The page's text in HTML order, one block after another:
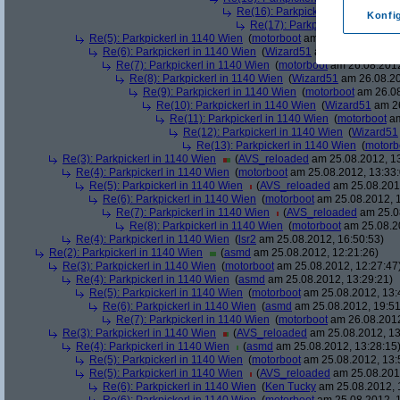
Re(16): Parkpickerl in 1140 Wien
Re(17): Parkpickerl in 1140
Re(5): Parkpickerl in 1140 Wien (motorboot am 26.08.2012,
Re(6): Parkpickerl in 1140 Wien (Wizard51 am 26.08.2012,
Re(7): Parkpickerl in 1140 Wien (motorbootam
Re(8): Parkpickerl in 1140 Wien (Wizard51 am
Re(9): Parkpickerl in 1140 Wien (motorboot am
Re(10): Parkpickerl in 1140 Wien (Wizard51 am
Re(11): Parkpickerl in 1140 Wien (motorboot
Re(12): Parkpickerl in 1140 Wien (Wizard51
Re(13): Parkpickerl in 1140 Wien (
Re(3): Parkpickerl in 1140 Wien
(AVS_reloaded am 25.08.2012,
Re(4): Parkpickerl in 1140 Wien (motorboot am 25.08.2012,
Re(5): Parkpickerl in 1140 Wien
(AVS_reloaded am
Re(6): Parkpickerl in 1140 Wien (motorboot am 25.08.2012,
Re(7): Parkpickerl in 1140 Wien
(AVS_reloaded am
Re(8): Parkpickerl in 1140 Wien (motorboot am
Re(4): Parkpickerl in 1140 Wien ( lsr2 am 25.08.2012, 16:50:53)
Re(2): Parkpickerl in 1140 Wien
(asmd am 25.08.2012, 12:21:26)
Re(3): Parkpickerl in 1140 Wien (motorboot am 25.08.2012, 12:27:47)
Re(4): Parkpickerl in 1140 Wien (asmd am 25.08.2012, 13:29:21)
Re(5): Parkpickerl in 1140 Wien (motorboot am 25.08.2012,
Re(6): Parkpickerl in 1140 Wien (asmd am 25.08.2012,
Re(7): Parkpickerl in 1140 Wien (motorboot am
Re(3): Parkpickerl in 1140 Wien
(AVS_reloaded am 25.08.2012,
Re(4): Parkpickerl in 1140 Wien
(asmd am 25.08.2012, 13:28:15)
Re(5): Parkpickerl in 1140 Wien (motorboot am 25.08.2012,
Re(5): Parkpickerl in 1140 Wien
(AVS_reloaded am
Re(6): Parkpickerl in 1140 Wien (Ken Tucky am 25.08.2012,